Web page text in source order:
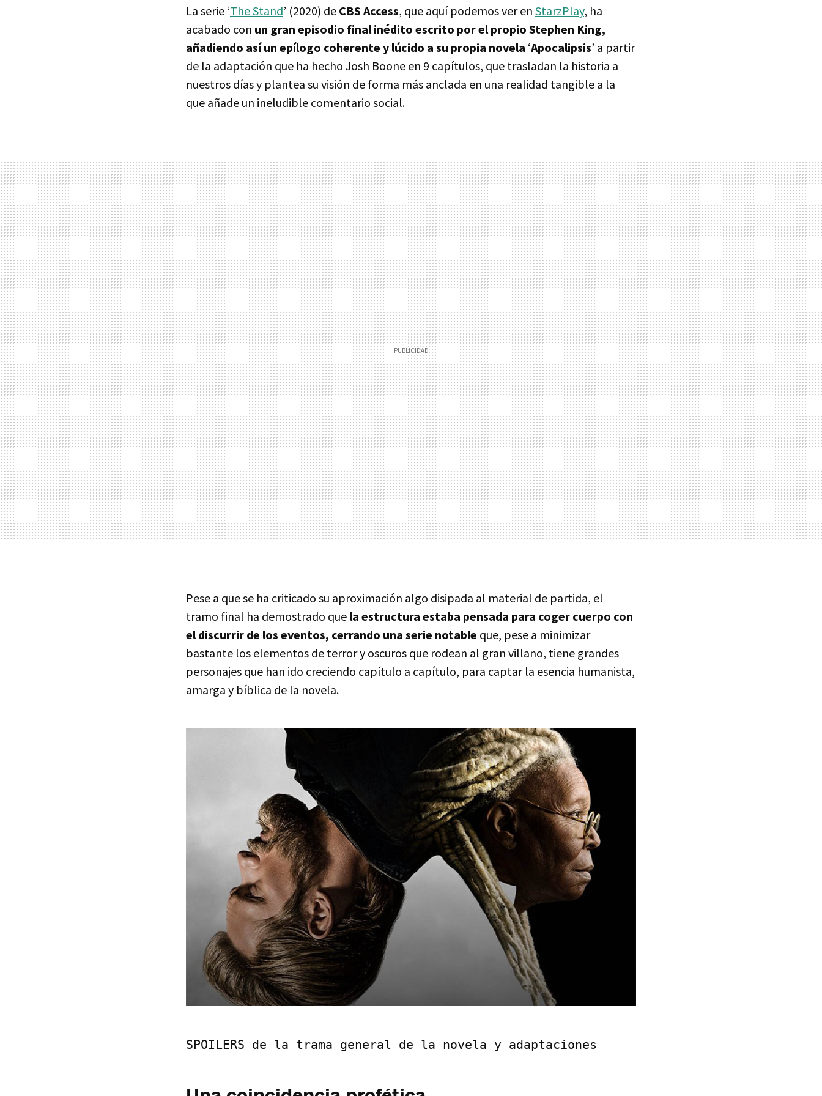
La serie ‘The Stand’ (2020) de CBS Access, que aquí podemos ver en StarzPlay, ha
acabado con un gran episodio final inédito escrito por el propio Stephen King,
añadiendo así un epílogo coherente y lúcido a su propia novela ‘Apocalipsis’ a partir
de la adaptación que ha hecho Josh Boone en 9 capítulos, que trasladan la historia a
nuestros días y plantea su visión de forma más anclada en una realidad tangible a la
que añade un ineludible comentario social.
Pese a que se ha criticado su aproximación algo disipada al material de partida, el
tramo final ha demostrado que la estructura estaba pensada para coger cuerpo con
el discurrir de los eventos, cerrando una serie notable que, pese a minimizar
bastante los elementos de terror y oscuros que rodean al gran villano, tiene grandes
personajes que han ido creciendo capítulo a capítulo, para captar la esencia humanista,
amarga y bíblica de la novela.
SPOILERS de la trama general de la novela y adaptaciones